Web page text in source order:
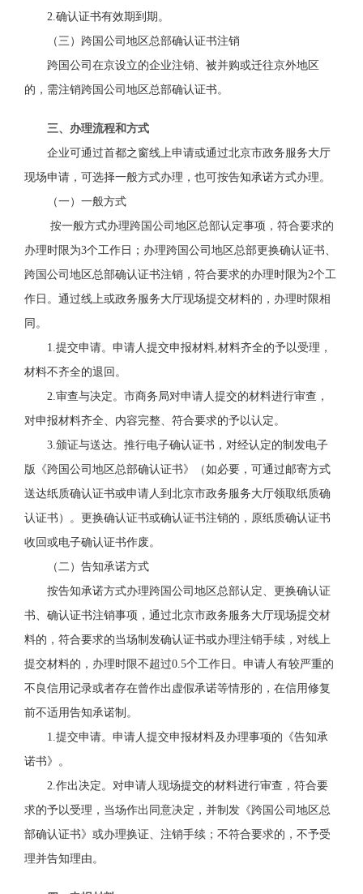
2.确认证书有效期到期。
（三） 跨国公司地区总部确认证书注销
跨国公司在京设立的企业注销、被并购或迁往京外地区
的，需注销跨国公司地区总部确认证书。
三、办理流程和方式
企业可通过首都之窗线上申请或通过北京市政务服务大厅
现场申请， 可选择一般方式办理，也可按告知承诺方式办理。
（一）一般方式
按一般方式办理跨国公司地区总部认定事项， 符合要求的
办理时限为3个工作日；办理跨国公司地区总部更换确认证书、
跨国公司地区总部确认证书注销， 符合要求的办理时限为2个工
作日 。通过线上或政务服务大厅现场提交材料的，办理时限相
同。
1.提交申请。 申请人提交申报材料,材料齐全的予以受理，
材料不齐全的退回。
2.审查与决定。 市商务局对申请人提交的材料进行审查，
对申报材料齐全、 内容完整、符合要求的予以认定。
3.颁证与送达。推行电子确认证书 ，对经认定的制发电子
版
《跨国公司地区总部确认证书》（如必要， 可通过邮寄方式
送达纸质确认证书或申请人到北京市政务服务大厅领取纸质确
认证书 ）。 更换确认证书或确认证书注销的，原纸质确认证书
收回或电子确认证书作废。
（二）告知承诺方式
按告知承诺方式办理跨国公司地区总部认定、更换确认证
书、确认证书注销事项 ， 通过北京市政务服务大厅现场提交材
料的，符合要求的当场制发确认证书或办理注销手续，对线上
提交材料的，办理时限不超过0.5个工作日。 申请人有较严重的
不良信用记录或者存在曾作出虚假承诺等情形的，在信用修复
前不适用告知承诺制。
1.提交申请。申请人提交申报材料及办理事项的 《告知承
诺书》。
2.作出决定。 对申请人现场提交的材料进行审查，符合要
求的予以受理，当场作出同意决定，并制发 《跨国公司地区总
部确认证书》 或办理换证、注销手续 ；不符合要求的，不予受
理并告知理由。